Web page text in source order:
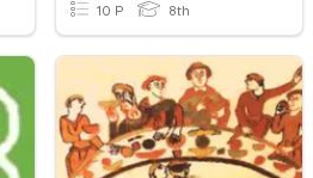
10 P 8th